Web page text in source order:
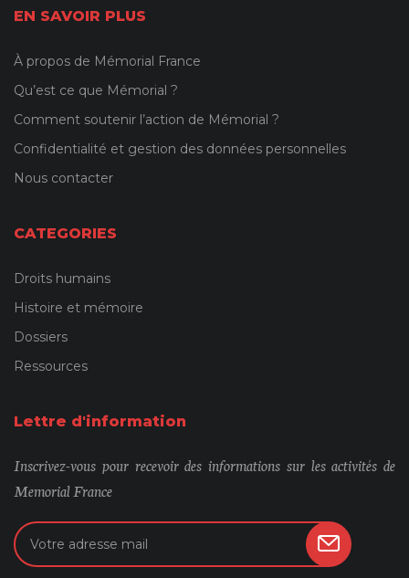
EN SAVOIR PLUS
À propos de Mémorial France
Qu’est ce que Mémorial ?
Comment soutenir l’action de Mémorial ?
Confidentialité et gestion des données personnelles
Nous contacter
CATEGORIES
Droits humains
Histoire et mémoire
Dossiers
Ressources
Lettre d'information
Inscrivez-vous pour recevoir des informations sur les activités de
Memorial France